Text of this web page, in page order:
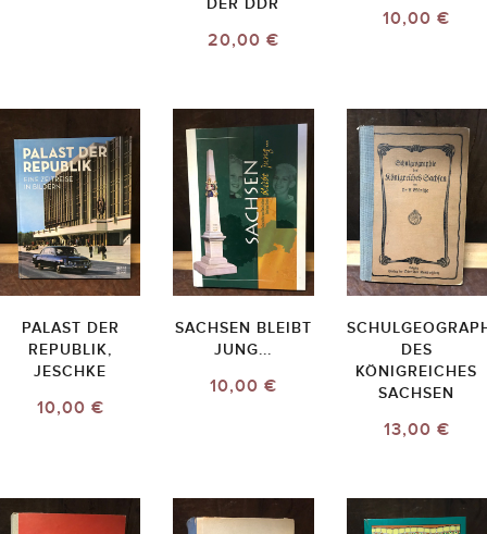
20,00 €
10,00 €
PALAST DER
REPUBLIK,
JESCHKE
10,00 €
SACHSEN BLEIBT
JUNG...
10,00 €
DES
KÖNIGREICHES
SACHSEN
13,00 €